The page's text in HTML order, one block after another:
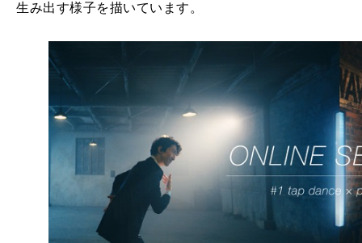
生み出す様子を描いています。